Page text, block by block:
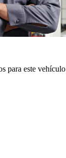
para este vehículo